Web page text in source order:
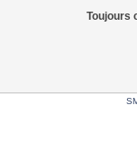
Toujours